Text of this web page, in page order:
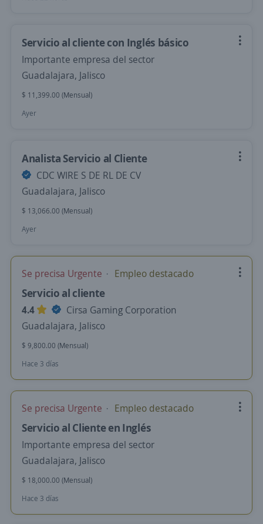
Servicio al cliente con Inglés básico
Importante empresa del sector
Guadalajara, Jalisco
$ 11,399.00 (Mensual)
Ayer
Analista Servicio al Cliente
CDC WIRE S DE RL DE CV
Guadalajara, Jalisco
$ 13,066.00 (Mensual)
Ayer
Se precisa Urgente Empleo destacado
Servicio al cliente
4.4
Cirsa Gaming Corporation
Guadalajara, Jalisco
$ 9,800.00 (Mensual)
Hace 3 días
Se precisa Urgente Empleo destacado
Servicio al Cliente en Inglés
Importante empresa del sector
Guadalajara, Jalisco
$ 18,000.00 (Mensual)
Hace 3 días